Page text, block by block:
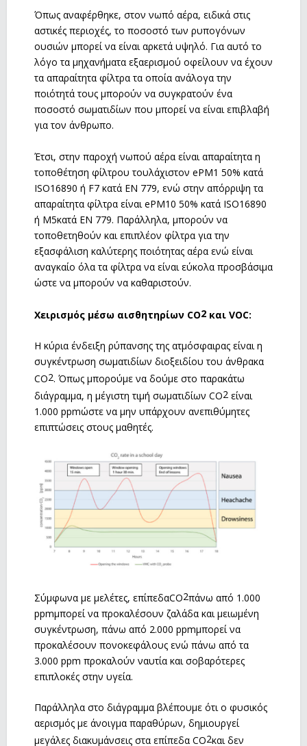
Όπως αναφέρθηκε, στον νωπό αέρα, ειδικά στις
αστικές περιοχές, το ποσοστό των ρυπογόνων
ουσιών μπορεί να είναι αρκετά υψηλό. Για αυτό το
λόγο τα μηχανήματα εξαερισμού οφείλουν να έχουν
τα απαραίτητα φίλτρα τα οποία ανάλογα την
ποιότητά τους μπορούν να συγκρατούν ένα
ποσοστό σωματιδίων που μπορεί να είναι επιβλαβή
για τον άνθρωπο.
Έτσι, στην παροχή νωπού αέρα είναι απαραίτητα η
τοποθέτηση φίλτρου τουλάχιστον ePM1 50% κατά
ISO16890 ή F7 κατά EN 779, ενώ στην απόρριψη τα
απαραίτητα φίλτρα είναι ePM10 50% κατά ISO16890
ή Μ5κατά EN 779. Παράλληλα, μπορούν να
τοποθετηθούν και επιπλέον φίλτρα για την
εξασφάλιση καλύτερης ποιότητας αέρα ενώ είναι
αναγκαίο όλα τα φίλτρα να είναι εύκολα προσβάσιμα
ώστε να μπορούν να καθαριστούν.
Χειρισμός μέσω αισθητηρίων CO2 και VOC:
Η κύρια ένδειξη ρύπανσης της ατμόσφαιρας είναι η
συγκέντρωση σωματιδίων διοξειδίου του άνθρακα
CO2. Όπως μπορούμε να δούμε στο παρακάτω
διάγραμμα, η μέγιστη τιμή σωματιδίων CO2 είναι
1.000 ppmώστε να μην υπάρχουν ανεπιθύμητες
επιπτώσεις στους μαθητές.
Σύμφωνα με μελέτες, επίπεδαCO2πάνω από 1.000
ppmμπορεί να προκαλέσουν ζαλάδα και μειωμένη
συγκέντρωση, πάνω από 2.000 ppmμπορεί να
προκαλέσουν πονοκεφάλους ενώ πάνω από τα
3.000 ppm προκαλούν ναυτία και σοβαρότερες
επιπλοκές στην υγεία.
Παράλληλα στο διάγραμμα βλέπουμε ότι ο φυσικός
αερισμός με άνοιγμα παραθύρων, δημιουργεί
μεγάλες διακυμάνσεις στα επίπεδα CO2και δεν